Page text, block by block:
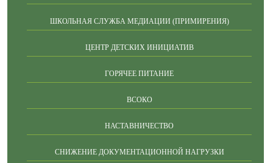
ШКОЛЬНАЯ СЛУЖБА МЕДИАЦИИ (ПРИМИРЕНИЯ)
ЦЕНТР ДЕТСКИХ ИНИЦИАТИВ
ГОРЯЧЕЕ ПИТАНИЕ
ВСОКО
НАСТАВНИЧЕСТВО
СНИЖЕНИЕ ДОКУМЕНТАЦИОННОЙ НАГРУЗКИ